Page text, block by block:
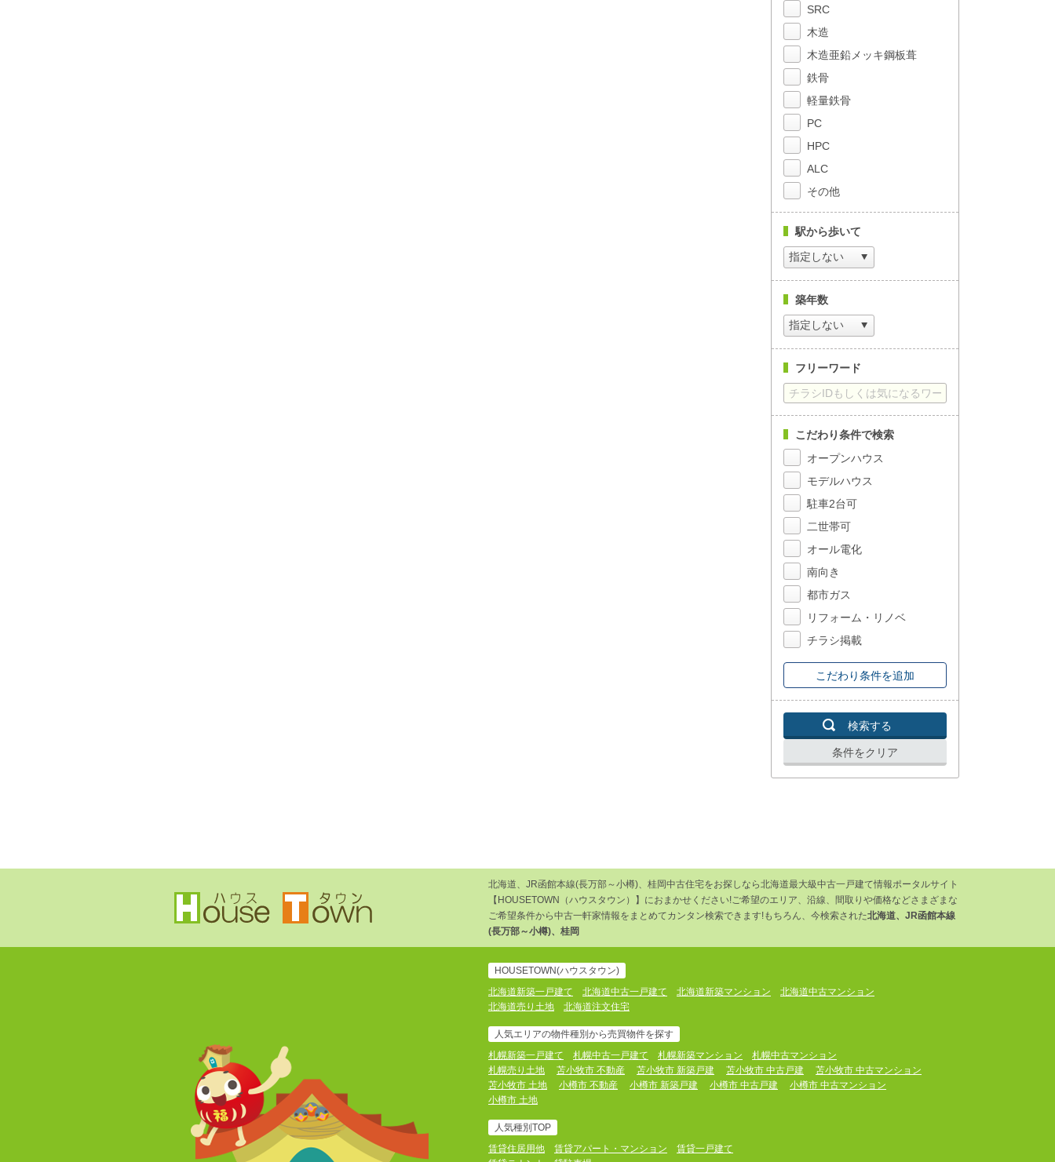
SRC
木造
木造亜鉛メッキ鋼板葺
鉄骨
軽量鉄骨
PC
HPC
ALC
その他
駅から歩いて
築年数
フリーワード
こだわり条件で検索
オープンハウス
モデルハウス
駐車2台可
二世帯可
オール電化
南向き
都市ガス
リフォーム・リノベ
チラシ掲載
こだわり条件を追加
検索する
条件をクリア
北海道、JR函館本線(長万部～小樽)、桂岡中古住宅をお探しなら北海道最大級中古一戸建て情報ポータルサイト
【HOUSETOWN（ハウスタウン）】におまかせください!ご希望のエリア、沿線、間取りや価格などさまざまな
ご希望条件から中古一軒家情報をまとめてカンタン検索できます!もちろん、今検索された北海道、JR函館本線
(長万部～小樽)、桂岡
HOUSETOWN(ハウスタウン)
北海道新築一戸建て
北海道中古一戸建て 北海道新築マンション
北海道中古マンション
北海道売り土地
北海道注文住宅
人気エリアの物件種別から売買物件を探す
札幌新築一戸建て
札幌中古一戸建て 札幌新築マンション
札幌中古マンション
札幌売り土地
苫小牧市 不動産 苫小牧市 新築戸建 苫小牧市 中古戸建
苫小牧市 中古マンション
苫小牧市 土地
小樽市 不動産 小樽市 新築戸建 小樽市 中古戸建
小樽市 中古マンション
小樽市 土地
人気種別TOP
賃貸住居用他
賃貸アパート・マンション
賃貸一戸建て